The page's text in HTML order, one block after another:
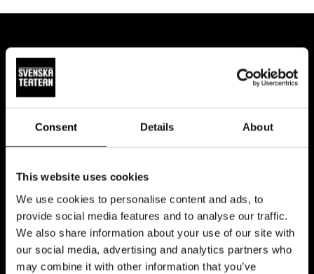
Consent Details About
This website uses cookies
We use cookies to personalise content and ads, to
provide social media features and to analyse our traffic.
We also share information about your use of our site with
our social media, advertising and analytics partners who
may combine it with other information that you’ve
Föreställningar och biljetter
månad
Augusti 2026
MÅ TI ON TO FR LÖ
1 2